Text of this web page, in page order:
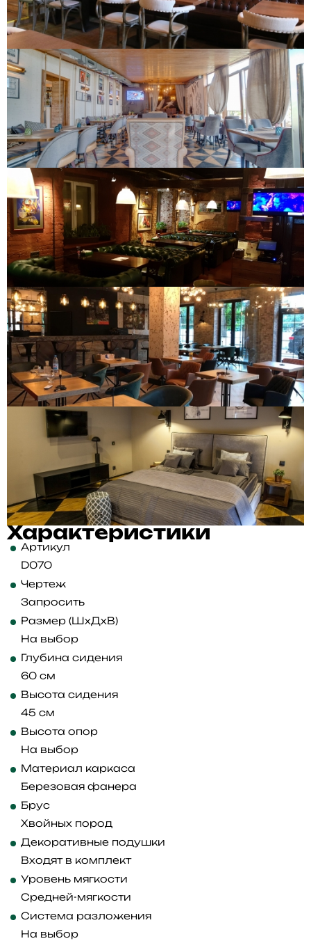
Характеристики
Артикул
D070
Чертеж
Запросить
Размер (ШхДхВ)
На выбор
Глубина сидения
60 см
Высота сидения
45 см
Высота опор
На выбор
Материал каркаса
Березовая фанера
Брус
Хвойных пород
Декоративные подушки
Входят в комплект
Уровень мягкости
Средней-мягкости
Система разложения
На выбор